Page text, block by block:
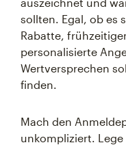
sollten. Egal, ob es
Rabatte,
personalisierte
Wertversprechen
finden.
Mach den
unkompliziert.